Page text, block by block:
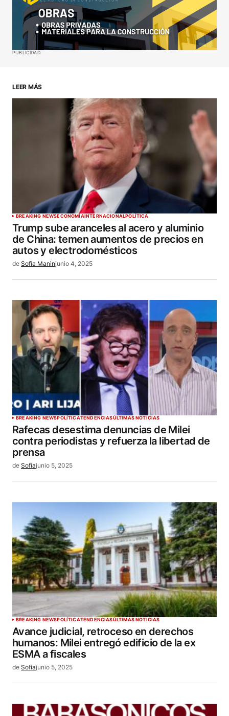
Your E-mail*
ENVIAR COMENTARIO
PUBLICIDAD
LEER MÁS
BREAKING NEWSECONOMÍAINTERNACIONALPOLÍTICA
Trump sube aranceles al acero y aluminio
de China: temen aumentos de precios en
autos y electrodomésticos
de Sofía Maninjunio 4, 2025
BREAKING NEWSPOLÍTICATENDENCIASÚLTIMAS NOTICIAS
Rafecas desestima denuncias de Milei
contra periodistas y refuerza la libertad de
prensa
de Sofíajunio 5, 2025
BREAKING NEWSPOLÍTICATENDENCIASÚLTIMAS NOTICIAS
Avance judicial, retroceso en derechos
humanos: Milei entregó edificio de la ex
ESMA a fiscales
de Sofíajunio 5, 2025